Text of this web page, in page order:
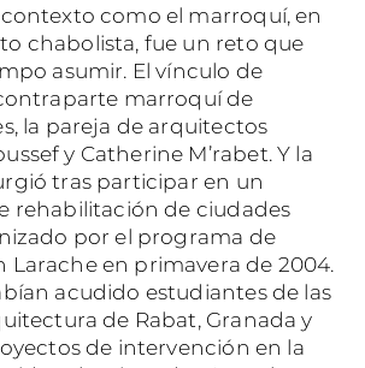
como el marroquí, en
chabolista, fue un reto que
asumir. El vínculo de
marroquí de
la pareja de arquitectos
y Catherine M’rabet. Y la
tras participar en un
rehabilitación de ciudades
por el programa de
Larache en primavera de 2004.
acudido estudiantes de las
de Rabat, Granada y
de intervención en la